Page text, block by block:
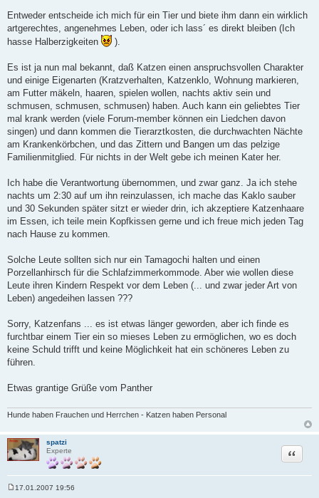
Entweder entscheide ich mich für ein Tier und biete ihm dann ein wirklich
artgerechtes, angenehmes Leben, oder ich lass´ es direkt bleiben (Ich
hasse Halberzigkeiten
).
Es ist ja nun mal bekannt, daß Katzen einen anspruchsvollen Charakter
und einige Eigenarten (Kratzverhalten, Katzenklo, Wohnung markieren,
am Futter mäkeln, haaren, spielen wollen, nachts aktiv sein und
schmusen, schmusen, schmusen) haben. Auch kann ein geliebtes Tier
mal krank werden (viele Forum-member können ein Liedchen davon
singen) und dann kommen die Tierarztkosten, die durchwachten Nächte
am Krankenkörbchen, und das Zittern und Bangen um das pelzige
Familienmitglied. Für nichts in der Welt gebe ich meinen Kater her.
Ich habe die Verantwortung übernommen, und zwar ganz. Ja ich stehe
nachts um 2:30 auf um ihn reinzulassen, ich mache das Kaklo sauber
und 30 Sekunden später sitzt er wieder drin, ich akzeptiere Katzenhaare
im Essen, ich teile mein Kopfkissen gerne und ich freue mich jeden Tag
nach Hause zu kommen.
Solche Leute sollten sich nur ein Tamagochi halten und einen
Porzellanhirsch für die Schlafzimmerkommode. Aber wie wollen diese
Leute ihren Kindern Respekt vor dem Leben (... und zwar jeder Art von
Leben) angedeihen lassen ???
Sorry, Katzenfans ... es ist etwas länger geworden, aber ich finde es
furchtbar einem Tier ein so mieses Leben zu ermöglichen, wo es doch
keine Schuld trifft und keine Möglichkeit hat ein schöneres Leben zu
führen.
Etwas grantige Grüße vom Panther
Hunde haben Frauchen und Herrchen - Katzen haben Personal
spatzi
Experte
Zitat
17.01.2007 19:56